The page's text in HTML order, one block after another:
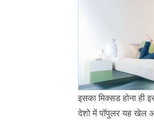
इसका मिक्सड होना ही
देशो में पॉपुलर यह खेल